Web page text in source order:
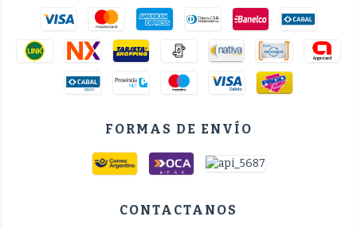
FORMAS DE ENVÍO
CONTACTANOS